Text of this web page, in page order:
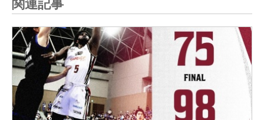
関連記事